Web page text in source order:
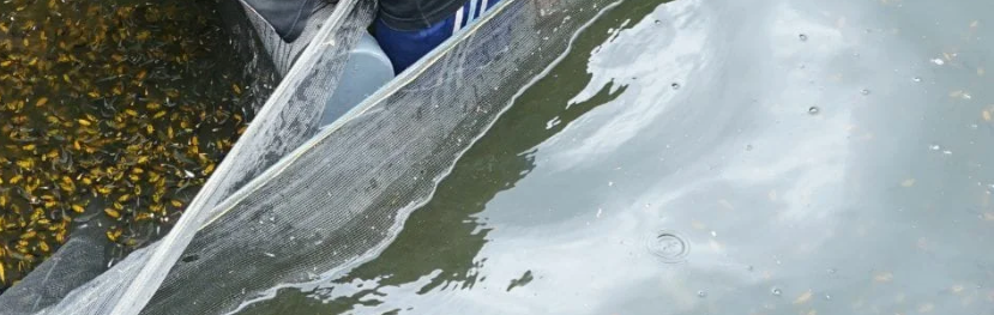
KATEGORI
Berita
Bisnis
Budidaya
Event
Informasi Lain
Pembenihan Ikan
Pembesaran Ikan